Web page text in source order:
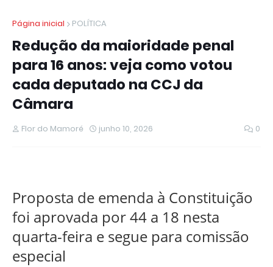
Página inicial POLÍTICA
Redução da maioridade penal
para 16 anos: veja como votou
cada deputado na CCJ da
Câmara
Flor do Mamoré junho 10, 2026 0
Proposta de emenda à Constituição
foi aprovada por 44 a 18 nesta
quarta-feira e segue para comissão
especial